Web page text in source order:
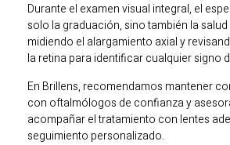
Durante el examen visual integral, el
solo la graduación, sino también la
midiendo el alargamiento axial y
la retina para identificar cualquier signo
En Brillens, recomendamos mantener
con oftalmólogos de confianza y
acompañar el tratamiento con lentes
seguimiento personalizado.